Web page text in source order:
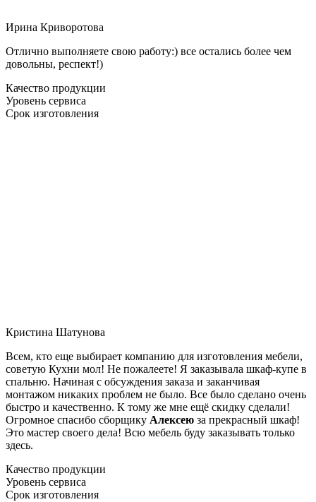
Ирина Криворотова
Отлично выполняете свою работу:) все остались более чем
довольны, респект!)
Качество продукции
Уровень сервиса
Срок изготовления
Кристина Шатунова
Всем, кто еще выбирает компанию для изготовления мебели,
советую Кухни мол! Не пожалеете! Я заказывала шкаф-купе в
спальню. Начиная с обсуждения заказа и заканчивая
монтажом никаких проблем не было. Все было сделано очень
быстро и качественно. К тому же мне ещё скидку сделали!
Огромное спасибо сборщику Алексею за прекрасный шкаф!
Это мастер своего дела! Всю мебель буду заказывать только
здесь.
Качество продукции
Уровень сервиса
Срок изготовления